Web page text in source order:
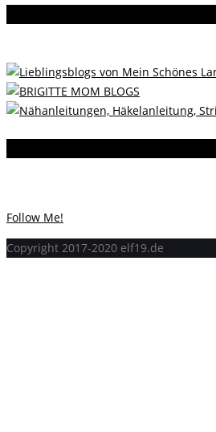
Follow Me!
Copyright 2017-2020 elf19.de